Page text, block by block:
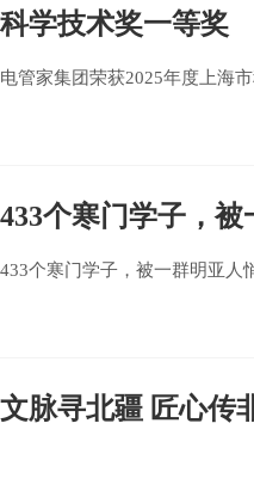
科学技术奖一等奖
电管家集团荣获2025年度上海
433个寒门学子，
433个寒门学子，被一群明亚人
文脉寻北疆 匠心传